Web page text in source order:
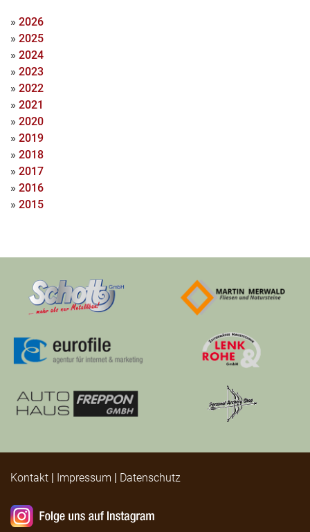
» 2026
» 2025
» 2024
» 2023
» 2022
» 2021
» 2020
» 2019
» 2018
» 2017
» 2016
» 2015
Kontakt Impressum Datenschutz